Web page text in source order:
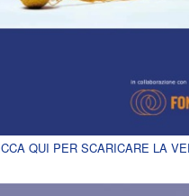
QUI PER SCARICARE LA